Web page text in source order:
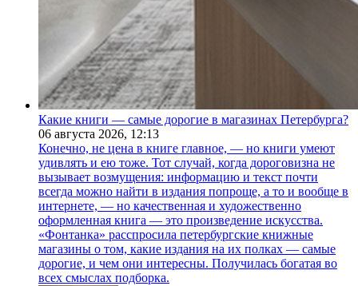
Какие книги — самые дорогие в магазинах Петербурга?
06 августа 2026, 12:13
Конечно, не цена в книге главное, — но книги умеют
удивлять и ею тоже. Тот случай, когда дороговизна не
вызывает возмущения: информацию и текст почти
всегда можно найти в издания попроще, а то и вообще в
интернете, — но качественная и художественно
оформленная книга — это произведение искусства.
«Фонтанка» расспросила петербургские книжные
магазины о том, какие издания на их полках — самые
дорогие, и чем они интересны. Получилась богатая во
всех смыслах подборка.